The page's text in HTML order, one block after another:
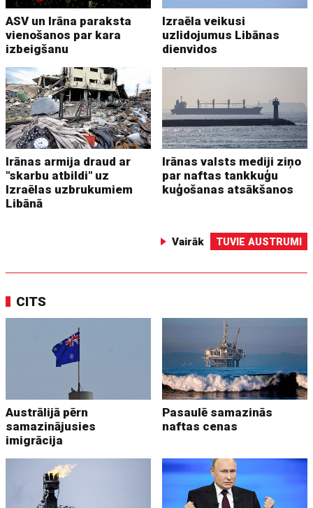
ASV un Irāna paraksta
vienošanos par kara
izbeigšanu
Izraēla veikusi
uzlidojumus Libānas
dienvidos
Irānas armija draud ar
"skarbu atbildi" uz
Izraēlas uzbrukumiem
Libānā
Irānas valsts mediji ziņo
par naftas tankkuģu
kuģošanas atsākšanos
Vairāk TUVIE AUSTRUMI
CITS
Austrālijā pērn
samazinājusies
imigrācija
Pasaulē samazinās
naftas cenas